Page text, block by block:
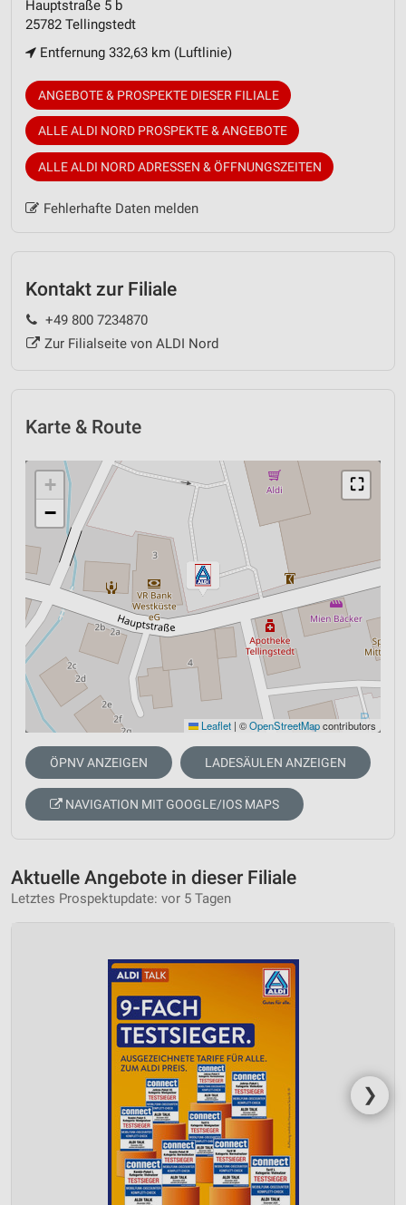
Hauptstraße 5 b
25782 Tellingstedt
Entfernung 332,63 km (Luftlinie)
ANGEBOTE & PROSPEKTE DIESER FILIALE
ALLE ALDI NORD PROSPEKTE & ANGEBOTE
ALLE ALDI NORD ADRESSEN & ÖFFNUNGSZEITEN
Fehlerhafte Daten melden
Kontakt zur Filiale
+49 800 7234870
Zur Filialseite von ALDI Nord
Karte & Route
⛶
+
−
Leaflet | ©OpenStreetMapcontributors
ÖPNV ANZEIGEN LADESÄULEN ANZEIGEN
NAVIGATION MIT GOOGLE/IOS MAPS
Aktuelle Angebote in dieser Filiale
Letztes Prospektupdate: vor 5 Tagen
❯